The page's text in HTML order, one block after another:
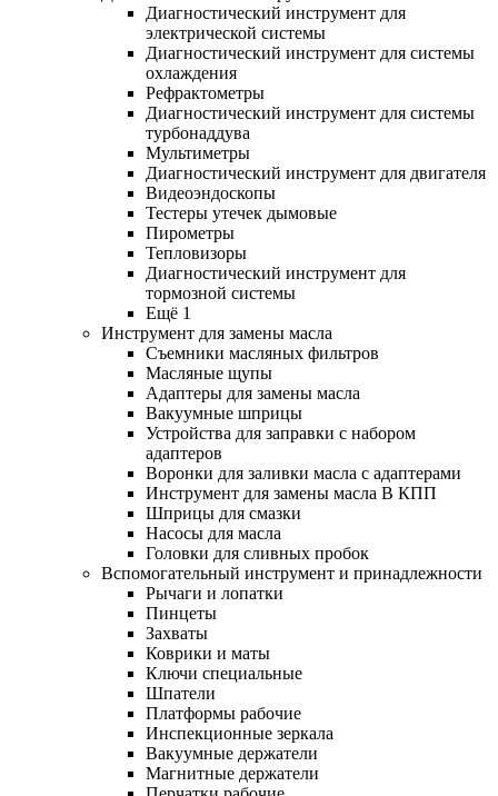
Диагностический инструмент для
электрической системы
Диагностический инструмент для системы
охлаждения
Рефрактометры
Диагностический инструмент для системы
турбонаддува
Мультиметры
Диагностический инструмент для двигателя
Видеоэндоскопы
Тестеры утечек дымовые
Пирометры
Тепловизоры
Диагностический инструмент для
тормозной системы
Ещё 1
Инструмент для замены масла
Съемники масляных фильтров
Масляные щупы
Адаптеры для замены масла
Вакуумные шприцы
Устройства для заправки с набором
адаптеров
Воронки для заливки масла с адаптерами
Инструмент для замены масла В КПП
Шприцы для смазки
Насосы для масла
Головки для сливных пробок
Вспомогательный инструмент и принадлежности
Рычаги и лопатки
Пинцеты
Захваты
Коврики и маты
Ключи специальные
Шпатели
Платформы рабочие
Инспекционные зеркала
Вакуумные держатели
Магнитные держатели